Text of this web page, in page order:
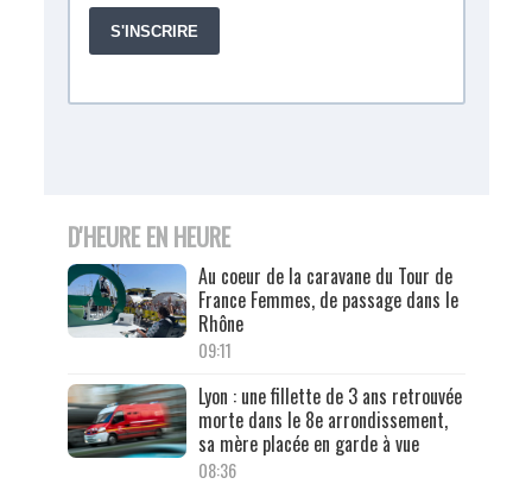
D'HEURE EN HEURE
Au coeur de la caravane du Tour de
France Femmes, de passage dans le
Rhône
09:11
Lyon : une fillette de 3 ans retrouvée
morte dans le 8e arrondissement,
sa mère placée en garde à vue
08:36